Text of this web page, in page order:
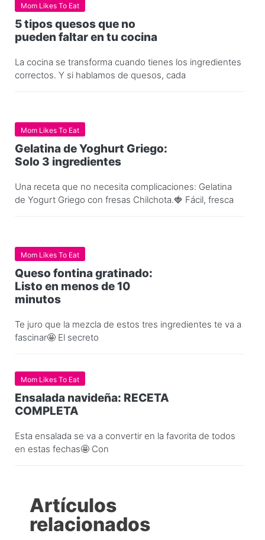
Mom Likes To Eat
5 tipos quesos que no
pueden faltar en tu cocina
La cocina se transforma cuando tienes los ingredientes
correctos. Y si hablamos de quesos, cada
Mom Likes To Eat
Gelatina de Yoghurt Griego:
Solo 3 ingredientes
Una receta que no necesita complicaciones: Gelatina
de Yogurt Griego con fresas Chilchota.🍓 Fácil, fresca
Mom Likes To Eat
Queso fontina gratinado:
Listo en menos de 10
minutos
Te juro que la mezcla de estos tres ingredientes te va a
fascinar🤩 El secreto
Mom Likes To Eat
Ensalada navideña: RECETA
COMPLETA
Esta ensalada se va a convertir en la favorita de todos
en estas fechas🤩 Con
Artículos
relacionados